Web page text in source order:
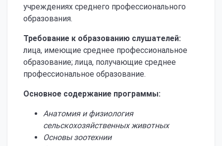
учреждениях среднего профессионального
образования.
Требование к образованию слушателей:
лица, имеющие среднее профессиональное
образование; лица, получающие среднее
профессиональное образование.
Основное содержание программы:
Анатомия и физиология
сельскохозяйственных животных
Основы зоотехнии